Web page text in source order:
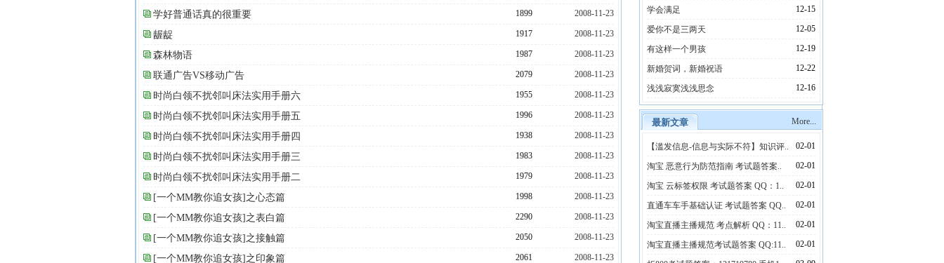
2008-11-23
1899
学好普通话真的很重要
2008-11-23
1917
龌龊
2008-11-23
1987
森林物语
2008-11-23
2079
联通广告VS移动广告
2008-11-23
1955
时尚白领不扰邻叫床法实用手册六
2008-11-23
1996
时尚白领不扰邻叫床法实用手册五
2008-11-23
1938
时尚白领不扰邻叫床法实用手册四
2008-11-23
1983
时尚白领不扰邻叫床法实用手册三
2008-11-23
1979
时尚白领不扰邻叫床法实用手册二
2008-11-23
1998
[一个MM教你追女孩]之心态篇
2008-11-23
2290
[一个MM教你追女孩]之表白篇
2008-11-23
2050
[一个MM教你追女孩]之接触篇
2008-11-23
2061
[一个MM教你追女孩]之印象篇
12-15
学会满足
12-05
爱你不是三两天
12-19
有这样一个男孩
12-22
新婚贺词，新婚祝语
12-16
浅浅寂寞浅浅思念
最新文章 More...
02-01
【滥发信息-信息与实际不符】知识评..
02-01
淘宝 恶意行为防范指南 考试题答案..
02-01
淘宝 云标签权限 考试题答案 QQ：1..
02-01
直通车车手基础认证 考试题答案 QQ..
02-01
淘宝直播主播规范 考点解析 QQ：11..
02-01
淘宝直播主播规范考试题答案 QQ:11..